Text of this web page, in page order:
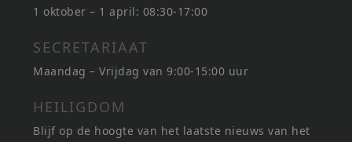
1 oktober – 1 april: 08:30-17:00
SECRETARIAAT
Maandag – Vrijdag van 9:00-15:00 uur
HEILIGDOM
Blijf op de hoogte van het laatste nieuws van het